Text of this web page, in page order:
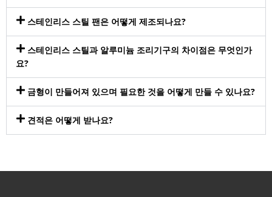
스테인리스 스틸 팬은 어떻게 제조되나요?
스테인리스 스틸과 알루미늄 조리기구의 차이점은 무엇인가
요?
금형이 만들어져 있으며 필요한 것을 어떻게 만들 수 있나요?
견적은 어떻게 받나요?